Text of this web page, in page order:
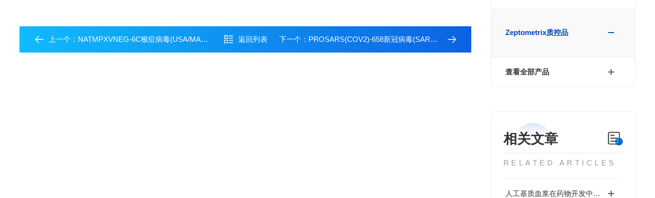
Zeptometrix质控品
查看全部产品
相关文章
RELATED ARTICLES
人工基质血浆在药物开发中有何应用
上一个： NATMPXVNEG-6C猴痘病毒(USA/MA001/2022)阴性质控品-人源细胞系 返回列表 下一个： PROSARS(COV2)-658新冠病毒(SARS-CoV-2)抗原检测阳性质控品